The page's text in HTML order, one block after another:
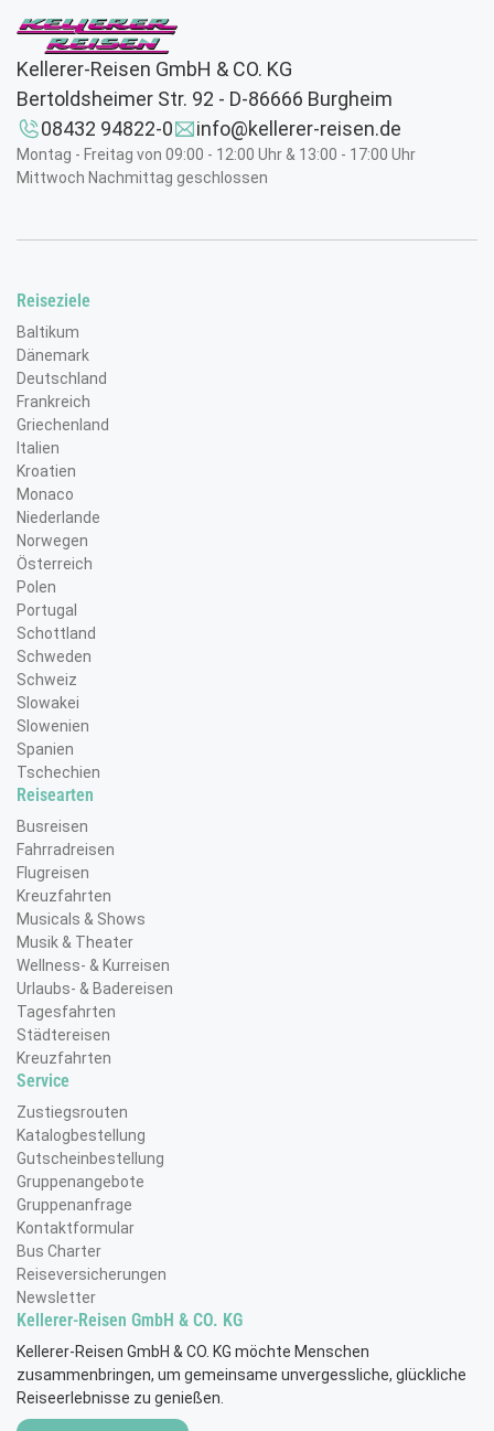
Kellerer-Reisen GmbH & CO. KG
Bertoldsheimer Str. 92 - D-86666 Burgheim
08432 94822-0
info@kellerer-reisen.de
Montag - Freitag von 09:00 - 12:00 Uhr & 13:00 - 17:00 Uhr
Mittwoch Nachmittag geschlossen
Reiseziele
Baltikum
Dänemark
Deutschland
Frankreich
Griechenland
Italien
Kroatien
Monaco
Niederlande
Norwegen
Österreich
Polen
Portugal
Schottland
Schweden
Schweiz
Slowakei
Slowenien
Spanien
Tschechien
Reisearten
Busreisen
Fahrradreisen
Flugreisen
Kreuzfahrten
Musicals & Shows
Musik & Theater
Wellness- & Kurreisen
Urlaubs- & Badereisen
Tagesfahrten
Städtereisen
Kreuzfahrten
Service
Zustiegsrouten
Katalogbestellung
Gutscheinbestellung
Gruppenangebote
Gruppenanfrage
Kontaktformular
Bus Charter
Reiseversicherungen
Newsletter
Kellerer-Reisen GmbH & CO. KG
Kellerer-Reisen GmbH & CO. KG möchte Menschen
zusammenbringen, um gemeinsame unvergessliche, glückliche
Reiseerlebnisse zu genießen.